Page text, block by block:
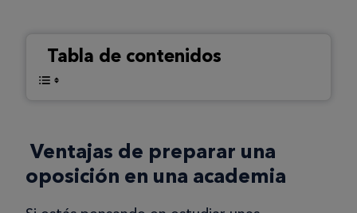
Tabla de contenidos
Ventajas de preparar una
oposición en una academia